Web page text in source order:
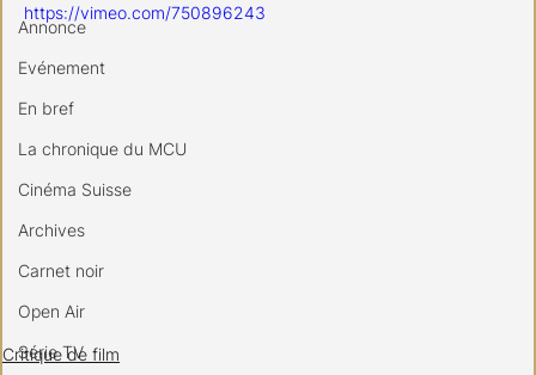
Annonce
Evénement
En bref
La chronique du MCU
Cinéma Suisse
Archives
Carnet noir
Open Air
Série TV
https://vimeo.com/750896243
Critique de film